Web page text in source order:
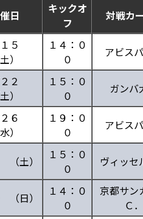
日
キックオ
フ
対戦カ
５
）
１４：０
０
アビス
２
）
１５：０
０
ガンバ
６
）
１９：０
０
アビス
（土）
１５：０
０
ヴィッセ
（日）
１４：０
０
京都サン
Ｃ．